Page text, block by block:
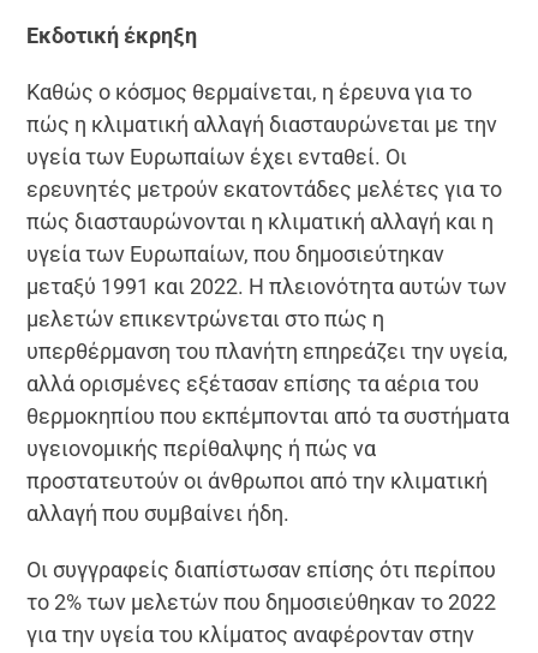
Εκδοτική έκρηξη
Καθώς ο κόσμος θερμαίνεται, η έρευνα για το
πώς η κλιματική αλλαγή διασταυρώνεται με την
υγεία των Ευρωπαίων έχει ενταθεί. Οι
ερευνητές μετρούν εκατοντάδες μελέτες για το
πώς διασταυρώνονται η κλιματική αλλαγή και η
υγεία των Ευρωπαίων, που δημοσιεύτηκαν
μεταξύ 1991 και 2022. Η πλειονότητα αυτών των
μελετών επικεντρώνεται στο πώς η
υπερθέρμανση του πλανήτη επηρεάζει την υγεία,
αλλά ορισμένες εξέτασαν επίσης τα αέρια του
θερμοκηπίου που εκπέμπονται από τα συστήματα
υγειονομικής περίθαλψης ή πώς να
προστατευτούν οι άνθρωποι από την κλιματική
αλλαγή που συμβαίνει ήδη.
Οι συγγραφείς διαπίστωσαν επίσης ότι περίπου
το 2% των μελετών που δημοσιεύθηκαν το 2022
για την υγεία του κλίματος αναφέρονταν στην